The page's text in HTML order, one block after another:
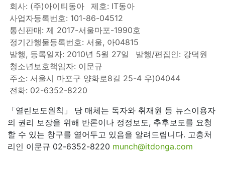
회사: (주)아이티동아
제호: IT동아
사업자등록번호: 101-86-04512
통신판매: 제 2017-서울마포-1990호
정기간행물등록번호: 서울, 아04815
발행, 등록일자: 2010년 5월 27일
발행/편집인: 강덕원
청소년보호책임자: 이문규
주소: 서울시 마포구 양화로8길 25-4 우)04044
전화: 02-6352-8220
「열린보도원칙」 당 매체는 독자와 취재원 등 뉴스이용자
의 권리 보장을 위해 반론이나 정정보도, 추후보도를 요청
할 수 있는 창구를 열어두고 있음을 알려드립니다. 고충처
리인 이문규 02-6352-8220 munch@itdonga.com